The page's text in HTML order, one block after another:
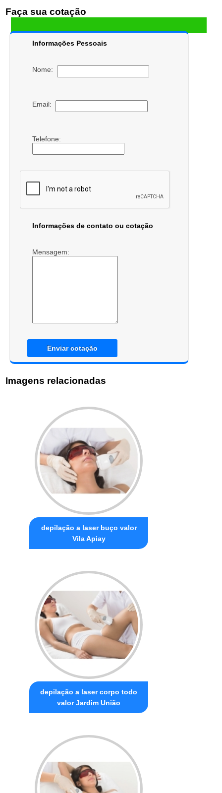
Faça sua cotação
Informações Pessoais
Nome:
Email:
Telefone:
Informações de contato ou cotação
Mensagem:
Enviar cotação
Imagens relacionadas
depilação a laser buço valor
Vila Apiay
depilação a laser corpo todo
valor Jardim União